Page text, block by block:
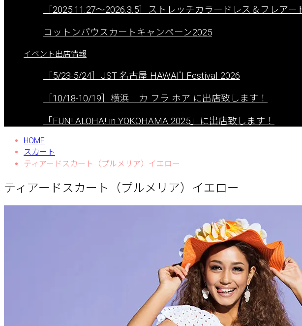
［2025.11.27〜2026.3.5］ストレッチカラードレス＆フレア
コットンパウスカートキャンペーン2025
イベント出店情報
［5/23-5/24］JST 名古屋 HAWAIʻI Festival 2026
［10/18-10/19］横浜 カ フラ ホア に出店致します！
「FUN! ALOHA! in YOKOHAMA 2025」に出店致します！
HOME
スカート
ティアードスカート（プルメリア）イエロー
ティアードスカート（プルメリア）イエロー